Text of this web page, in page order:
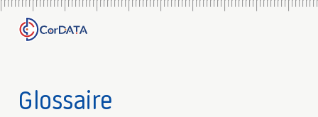
Glossaire